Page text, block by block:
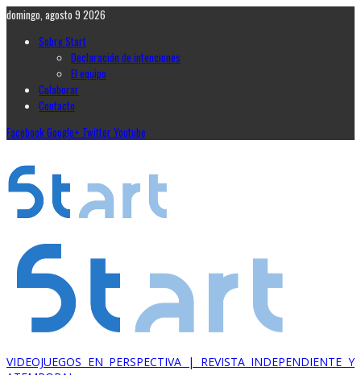
domingo, agosto 9 2026
Sobre Start
Declaración de intenciones
El equipo
Colaborar
Contacto
FacebookGoogle+ TwitterYoutube
VIDEOJUEGOS EN PERSPECTIVA | REVISTA INDEPENDIENTE Y